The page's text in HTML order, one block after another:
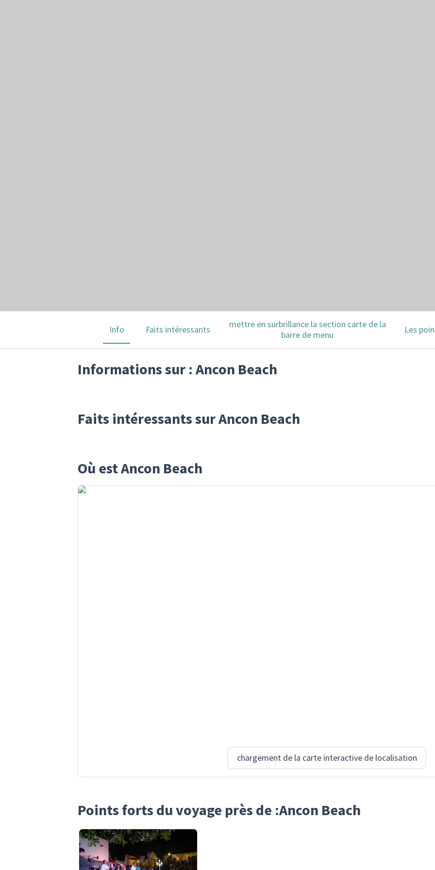
Info Faits intéressants
mettre en surbrillance la section carte de la
barre de menu
Les
Informations sur : Ancon Beach
Faits intéressants sur Ancon Beach
Où est Ancon Beach
chargement de la carte interactive de localisation
Points forts du voyage près de :Ancon Beach